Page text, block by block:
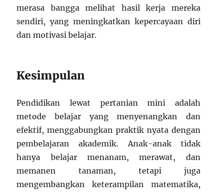
merasa bangga melihat hasil kerja mereka
sendiri, yang meningkatkan kepercayaan diri
dan motivasi belajar.
Kesimpulan
Pendidikan lewat pertanian mini adalah
metode belajar yang menyenangkan dan
efektif, menggabungkan praktik nyata dengan
pembelajaran akademik. Anak-anak tidak
hanya belajar menanam, merawat, dan
memanen tanaman, tetapi juga
mengembangkan keterampilan matematika,